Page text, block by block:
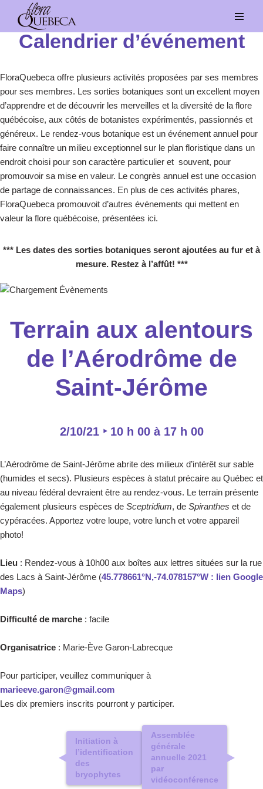
AllerCalendrier d’événement
FloraQuebeca offre plusieurs activités proposées par ses membres
pour ses membres. Les sorties botaniques sont un excellent moyen
d’apprendre et de découvrir les merveilles et la diversité de la flore
québécoise, aux côtés de botanistes expérimentés, passionnés et
généreux. Le rendez-vous botanique est un événement annuel pour
faire connaître un milieu exceptionnel sur le plan floristique dans un
endroit choisi pour son caractère particulier et souvent, pour
promouvoir sa mise en valeur. Le congrès annuel est une occasion
de partage de connaissances. En plus de ces activités phares,
FloraQuebeca promouvoit d’autres événements qui mettent en
valeur la flore québécoise, présentées ici.
*** Les dates des sorties botaniques seront ajoutées au fur et à
mesure. Restez à l’affût! ***
Terrain aux alentours
de l’Aérodrôme de
Saint-Jérôme
2/10/21 ‣ 10 h 00à 17 h 00
L’Aérodrôme de Saint-Jérôme abrite des milieux d’intérêt sur sable
(humides et secs). Plusieurs espèces à statut précaire au Québec et
au niveau fédéral devraient être au rendez-vous. Le terrain présente
également plusieurs espèces de Sceptridium, de Spiranthes et de
cypéracées. Apportez votre loupe, votre lunch et votre appareil
photo!
Lieu : Rendez-vous à 10h00 aux boîtes aux lettres situées sur la rue
des Lacs à Saint-Jérôme (45.778661°N,-74.078157°W : lien Google
Maps)
Difficulté de marche : facile
Organisatrice : Marie-Ève Garon-Labrecque
Pour participer, veuillez communiquer à
marieeve.garon@gmail.com
Les dix premiers inscrits pourront y participer.
Initiation à
l’identification
des
bryophytes
Assemblée
générale
annuelle 2021
par
vidéoconférence